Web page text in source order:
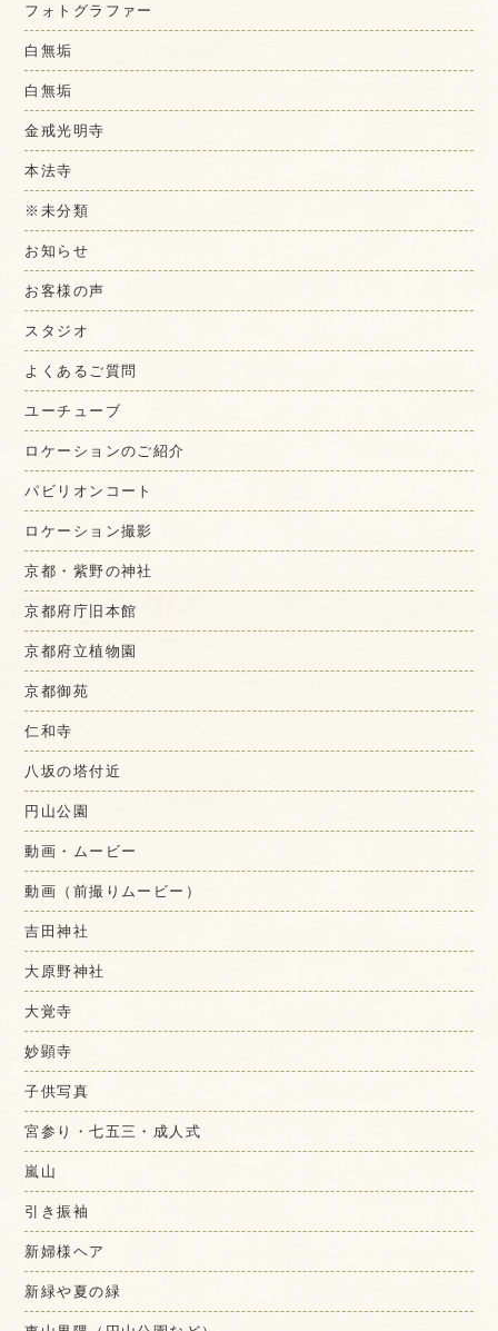
フォトグラファー
白無垢
白無垢
金戒光明寺
本法寺
※未分類
お知らせ
お客様の声
スタジオ
よくあるご質問
ユーチューブ
ロケーションのご紹介
パビリオンコート
ロケーション撮影
京都・紫野の神社
京都府庁旧本館
京都府立植物園
京都御苑
仁和寺
八坂の塔付近
円山公園
動画・ムービー
動画（前撮りムービー）
吉田神社
大原野神社
大覚寺
妙顕寺
子供写真
宮参り・七五三・成人式
嵐山
引き振袖
新婦様ヘア
新緑や夏の緑